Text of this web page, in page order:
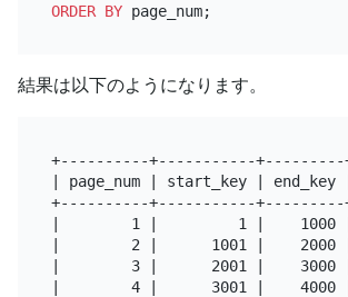
ORDER BY
結果は以下のようになります。
+----------+-----------+---------
| page_num | start_key | end_key
+----------+-----------+---------
|        1 |         1 |    1000 |
|        2 |      1001 |    2000
|        3 |      2001 |    3000
|        4 |      3001 |    4000